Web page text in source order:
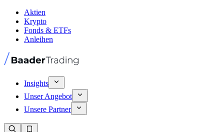
Aktien
Krypto
Fonds & ETFs
Anleihen
Insights
Unser Angebot
Unsere Partner